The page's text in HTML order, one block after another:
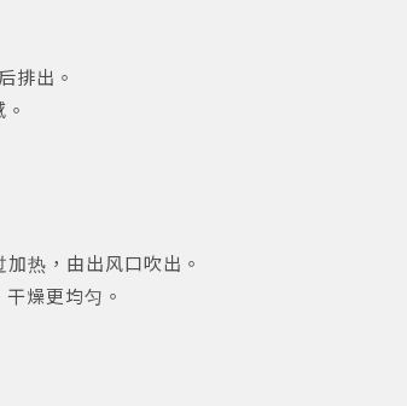
排出。
热，由出风口吹出。
燥更均匀。